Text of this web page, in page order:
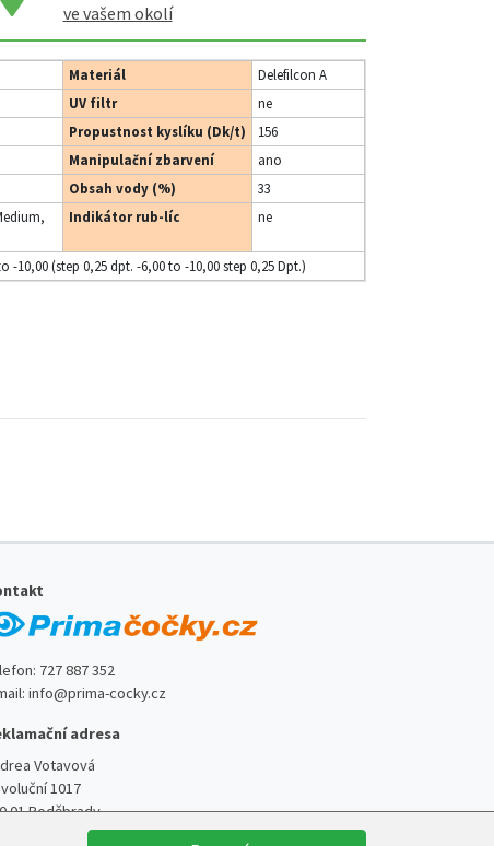
ve vašem okolí
Materiál
Delefilcon A
UV filtr
ne
Propustnost kyslíku (Dk/t)
156
Manipulační zbarvení
ano
Obsah vody (%)
33
Indikátor rub-líc ne
-10,00 (step 0,25 dpt. -6,00 to -10,00 step 0,25 Dpt.)
727 887 352
info@prima-cocky.cz
adresa
Votavová
1017
01 Poděbrady